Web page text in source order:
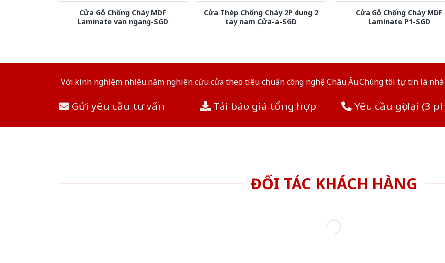
Cửa Gỗ Chống Cháy MDF
Laminate van ngang-SGD
Cửa Thép Chống Cháy 2P dung 2
tay nam Cửa-a-SGD
Cửa Gỗ Chống Cháy MDF
Laminate P1-SGD
Với kinh nghiệm nhiêu năm nghiên cứu cửa theo tiêu chuẩn công nghệ Châu Âu.Chúng tôi tự tin là
Gửi yêu cầu tư vấn Tải báo giá tổng hợp Yêu cầu gọi lại (3
ĐỐI TÁC KHÁCH HÀNG